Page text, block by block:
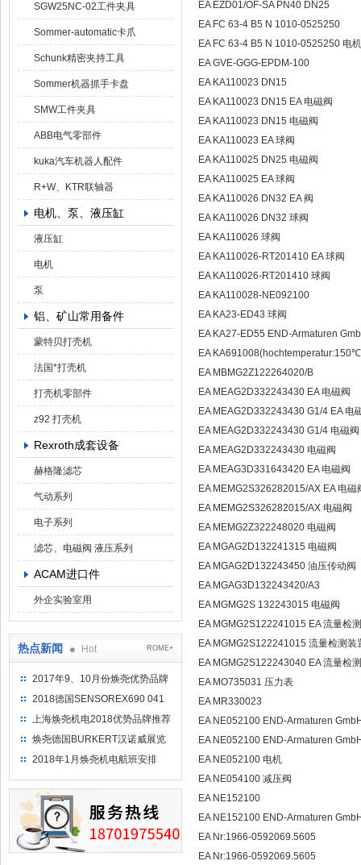
SGW25NC-02工件夹具
Sommer-automatic卡爪
Schunk精密夹持工具
Sommer机器抓手卡盘
SMW工件夹具
ABB电气零部件
kuka汽车机器人配件
R+W、KTR联轴器
电机、泵、液压缸
液压缸
电机
泵
铝、矿山常用备件
蒙特贝打壳机
法国*打壳机
打壳机零部件
z92 打壳机
Rexroth成套设备
赫格隆滤芯
气动系列
电子系列
滤芯、电磁阀 液压系列
ACAM进口件
外企实验室用
热点新闻 Hot ROME+
2017年9、10月份焕尧优势品牌
推荐
2018德国SENSOREX690 041
415 D
上海焕尧机电2018优势品牌推荐
焕尧德国BURKERT汉诺威展览
（2018）
2018年1月焕尧机电航班安排
EA EZD01/OF-SA PN40 DN25
EA FC 63-4 B5 N 1010-0525250
EA FC 63-4 B5 N 1010-0525250 电机
EA GVE-GGG-EPDM-100
EA KA110023 DN15
EA KA110023 DN15 EA 电磁阀
EA KA110023 DN15 电磁阀
EA KA110023 EA 球阀
EA KA110025 DN25 电磁阀
EA KA110025 EA 球阀
EA KA110026 DN32 EA 阀
EA KA110026 DN32 球阀
EA KA110026 球阀
EA KA110026-RT201410 EA 球阀
EA KA110026-RT201410 球阀
EA KA110028-NE092100
EA KA23-ED43 球阀
EA KA27-ED55 END-Armaturen
EA
EA MBMG2Z122264020/B
EA MEAG2D332243430 EA 电磁阀
EA MEAG2D332243430 G1/4 EA 电
EA MEAG2D332243430 G1/4 电磁阀
EA MEAG2D332243430 电磁阀
EA MEAG3D331643420 EA 电磁阀
EA MEMG2S326282015/AX EA 电磁
EA MEMG2S326282015/AX 电磁阀
EA MEMG2Z322248020 电磁阀
EA MGAG2D132241315 电磁阀
EA MGAG2D132243450 油压传动阀
EA MGAG3D132243420/A3
EA MGMG2S 132243015 电磁阀
EA MGMG2S122241015 EA 流量检
EA MGMG2S122241015 流量检测装
EA MGMG2S122243040 EA 流量检
EA MO735031 压力表
EA MR330023
EA NE052100 END-Armaturen
EA NE052100 END-Armaturen
EA NE052100 电机
EA NE054100 减压阀
EA NE152100
EA NE152100 END-Armaturen
EA Nr:1966-0592069.5605
EA Nr:1966-0592069.5605